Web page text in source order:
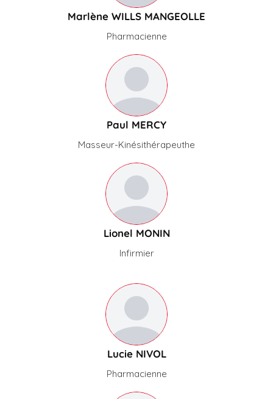
Marlène WILLS MANGEOLLE
Pharmacienne
Paul MERCY
Masseur-Kinésithérapeuthe
Lionel MONIN
Infirmier
Lucie NIVOL
Pharmacienne